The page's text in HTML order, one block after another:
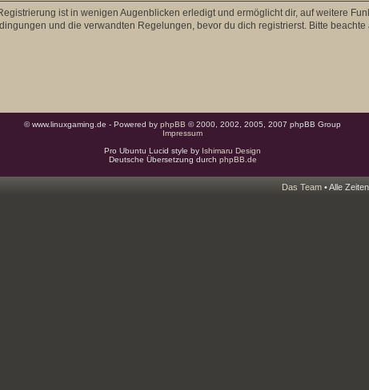
ist in wenigen Augenblicken erledigt und ermöglicht dir, auf weitere
und die verwandten Regelungen, bevor du dich registrierst. Bitte
© www.linuxgaming.de - Powered by phpBB © 2000, 2002, 2005, 2007 phpBB Group
Impressum
Pro Ubuntu Lucid style by Ishimaru Design
Deutsche Übersetzung durch phpBB.de
Das Team • Alle